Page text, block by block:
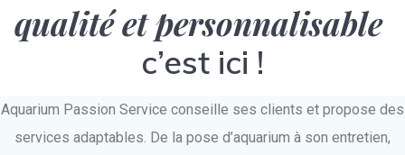
qualité et personnalisable
c’est ici !
Aquarium Passion Service conseille ses clients et propose des
services adaptables. De la pose d’aquarium à son entretien,